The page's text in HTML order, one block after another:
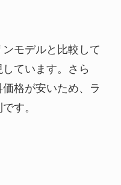
モデルと比較して
ています。さら
格が安いため、ラ
す。